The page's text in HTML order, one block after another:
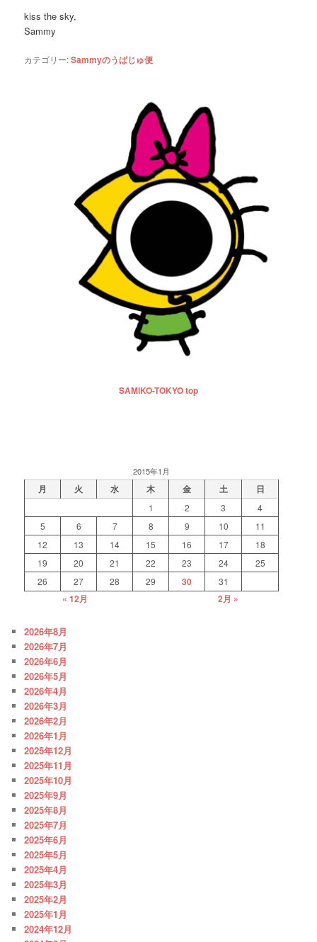
kiss the sky,
Sammy
カテゴリー:Sammyのうばじゅ便
SAMIKO-TOKYO top
2015年1月
月 火 水 木 金 土 日
1 2 3
4
5
6 7 8 9 10
11
12
13 14 15 16 17
18
19
20 21 22 23 24
25
26
27 28 29 30 31
« 12月 2月 »
2026年8月
2026年7月
2026年6月
2026年5月
2026年4月
2026年3月
2026年2月
2026年1月
2025年12月
2025年11月
2025年10月
2025年9月
2025年8月
2025年7月
2025年6月
2025年5月
2025年4月
2025年3月
2025年2月
2025年1月
2024年12月